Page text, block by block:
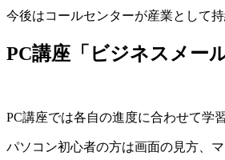
今後はコールセンターが産業として
PC講座「ビジネスメー
PC講座では各自の進度に合わせて学
パソコン初心者の方は画面の見方、